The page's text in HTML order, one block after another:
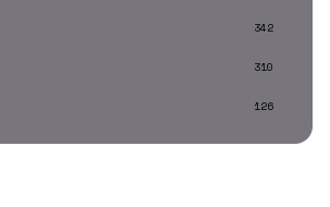
342
310
126